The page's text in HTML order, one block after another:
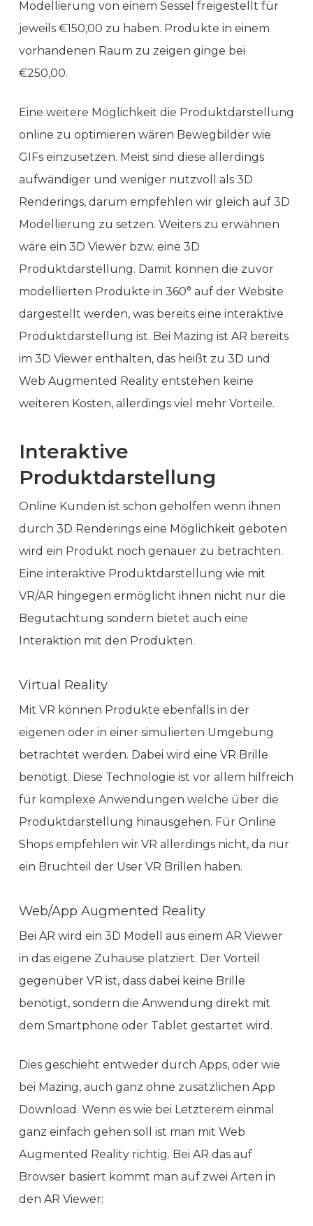
Modellierung von einem Sessel freigestellt für
jeweils €150,00 zu haben. Produkte in einem
vorhandenen Raum zu zeigen ginge bei
€250,00.
Eine weitere Möglichkeit die Produktdarstellung
online zu optimieren wären Bewegbilder wie
GIFs einzusetzen. Meist sind diese allerdings
aufwändiger und weniger nutzvoll als 3D
Renderings, darum empfehlen wir gleich auf 3D
Modellierung zu setzen. Weiters zu erwähnen
wäre ein 3D Viewer bzw. eine 3D
Produktdarstellung. Damit können die zuvor
modellierten Produkte in 360° auf der Website
dargestellt werden, was bereits eine interaktive
Produktdarstellung ist. Bei Mazing ist AR bereits
im 3D Viewer enthalten, das heißt zu 3D und
Web Augmented Reality entstehen keine
weiteren Kosten, allerdings viel mehr Vorteile.
Interaktive
Produktdarstellung
Online Kunden ist schon geholfen wenn ihnen
durch 3D Renderings eine Möglichkeit geboten
wird ein Produkt noch genauer zu betrachten.
Eine interaktive Produktdarstellung wie mit
VR/AR hingegen ermöglicht ihnen nicht nur die
Begutachtung sondern bietet auch eine
Interaktion mit den Produkten.
Virtual Reality
Mit VR können Produkte ebenfalls in der
eigenen oder in einer simulierten Umgebung
betrachtet werden. Dabei wird eine VR Brille
benötigt. Diese Technologie ist vor allem hilfreich
für komplexe Anwendungen welche über die
Produktdarstellung hinausgehen. Für Online
Shops empfehlen wir VR allerdings nicht, da nur
ein Bruchteil der User VR Brillen haben.
Web/App Augmented Reality
Bei AR wird ein 3D Modell aus einem AR Viewer
in das eigene Zuhause platziert. Der Vorteil
gegenüber VR ist, dass dabei keine Brille
benötigt, sondern die Anwendung direkt mit
dem Smartphone oder Tablet gestartet wird.
Dies geschieht entweder durch Apps, oder wie
bei Mazing, auch ganz ohne zusätzlichen App
Download. Wenn es wie bei Letzterem einmal
ganz einfach gehen soll ist man mit Web
Augmented Reality richtig. Bei AR das auf
Browser basiert kommt man auf zwei Arten in
den AR Viewer: